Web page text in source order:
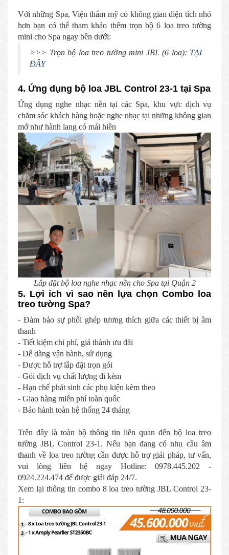
Với những Spa, Viện thẩm mỹ có không gian diện tích nhỏ
hơn bạn có thể tham khảo thêm trọn bộ 6 loa treo tường
mini cho Spa ngay bên dưới:
>>> Trọn bộ loa treo tường mini JBL (6 loa): TẠI
ĐÂY
4. Ứng dụng bộ loa JBL Control 23-1 tại Spa
Ứng dụng nghe nhạc nền tại các Spa, khu vực dịch vụ
chăm sóc khách hàng hoặc nghe nhạc tại những không gian
mở như hành lang có mái hiên
Lắp đặt bộ loa nghe nhạc nền cho Spa tại Quận 2
5. Lợi ích vì sao nên lựa chọn Combo loa
treo tường Spa?
- Đảm bảo sự phối ghép tương thích giữa các thiết bị âm
thanh
- Tiết kiệm chi phí, giá thành ưu đãi
- Dễ dàng vận hành, sử dụng
- Được hỗ trợ lắp đặt trọn gói
- Gói dịch vụ chất lượng đi kèm
- Hạn chế phát sinh các phụ kiện kèm theo
- Giao hàng miễn phí toàn quốc
- Bảo hành toàn hệ thống 24 tháng
Trên đây là toàn bộ thông tin liên quan đến bộ loa treo
tường JBL Control 23-1. Nếu bạn đang có nhu cầu âm
thanh về loa treo tường cần được hỗ trợ giải pháp, tư vấn,
vui lòng liên hệ ngay Hotline: 0978.445.202 -
0924.224.474 để được giải đáp 24/7.
Xem lại thông tin combo 8 loa treo tường JBL Control 23-
1: